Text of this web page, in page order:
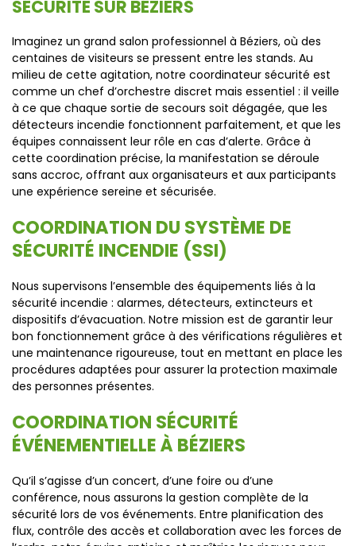
SÉCURITÉ SUR BÉZIERS
Imaginez un grand salon professionnel à Béziers, où des
centaines de visiteurs se pressent entre les stands. Au
milieu de cette agitation, notre coordinateur sécurité est
comme un chef d’orchestre discret mais essentiel : il veille
à ce que chaque sortie de secours soit dégagée, que les
détecteurs incendie fonctionnent parfaitement, et que les
équipes connaissent leur rôle en cas d’alerte. Grâce à
cette coordination précise, la manifestation se déroule
sans accroc, offrant aux organisateurs et aux participants
une expérience sereine et sécurisée.
COORDINATION DU SYSTÈME DE
SÉCURITÉ INCENDIE (SSI)
Nous supervisons l’ensemble des équipements liés à la
sécurité incendie : alarmes, détecteurs, extincteurs et
dispositifs d’évacuation. Notre mission est de garantir leur
bon fonctionnement grâce à des vérifications régulières et
une maintenance rigoureuse, tout en mettant en place les
procédures adaptées pour assurer la protection maximale
des personnes présentes.
COORDINATION SÉCURITÉ
ÉVÉNEMENTIELLE À BÉZIERS
Qu’il s’agisse d’un concert, d’une foire ou d’une
conférence, nous assurons la gestion complète de la
sécurité lors de vos événements. Entre planification des
flux, contrôle des accès et collaboration avec les forces de